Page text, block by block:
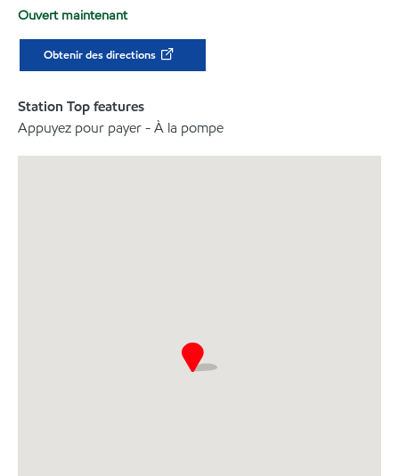
Ouvert maintenant
Obtenir des directions
Station Top features
Appuyez pour payer - À la pompe